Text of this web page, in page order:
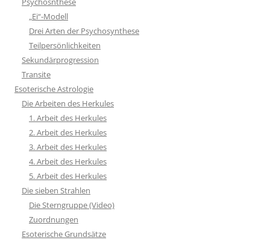
„Ei“-Modell
Drei Arten der Psychosynthese
Teilpersönlichkeiten
Sekundärprogression
Transite
Esoterische Astrologie
Die Arbeiten des Herkules
1. Arbeit des Herkules
2. Arbeit des Herkules
3. Arbeit des Herkules
4. Arbeit des Herkules
5. Arbeit des Herkules
Die sieben Strahlen
Die Sterngruppe (Video)
Zuordnungen
Esoterische Grundsätze